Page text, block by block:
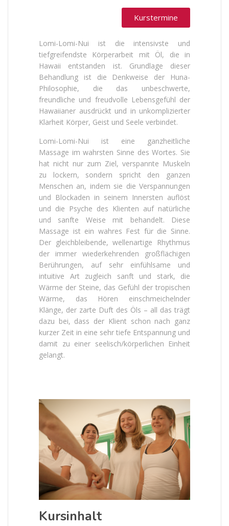
Kurstermine
Lomi-Lomi-Nui ist die intensivste und
tiefgreifendste Körperarbeit mit Öl, die in
Hawaii entstanden ist. Grundlage dieser
Behandlung ist die Denkweise der Huna-
Philosophie, die das unbeschwerte,
freundliche und freudvolle Lebensgefühl der
Hawaiianer ausdrückt und in unkomplizierter
Klarheit Körper, Geist und Seele verbindet.
Lomi-Lomi-Nui ist eine ganzheitliche
Massage im wahrsten Sinne des Wortes. Sie
hat nicht nur zum Ziel, verspannte Muskeln
zu lockern, sondern spricht den ganzen
Menschen an, indem sie die Verspannungen
und Blockaden in seinem Innersten auflöst
und die Psyche des Klienten auf natürliche
und sanfte Weise mit behandelt. Diese
Massage ist ein wahres Fest für die Sinne.
Der gleichbleibende, wellenartige Rhythmus
der immer wiederkehrenden großflächigen
Berührungen, auf sehr einfühlsame und
intuitive Art zugleich sanft und stark, die
Wärme der Steine, das Gefühl der tropischen
Wärme, das Hören einschmeichelnder
Klänge, der zarte Duft des Öls – all das trägt
dazu bei, dass der Klient schon nach ganz
kurzer Zeit in eine sehr tiefe Entspannung und
damit zu einer seelisch/körperlichen Einheit
gelangt.
Kursinhalt